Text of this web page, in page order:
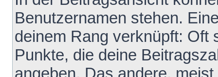
Benutzernamen stehen.
deinem Rang verknüpft: Oft
Punkte, die deine
angeben. Das andere,